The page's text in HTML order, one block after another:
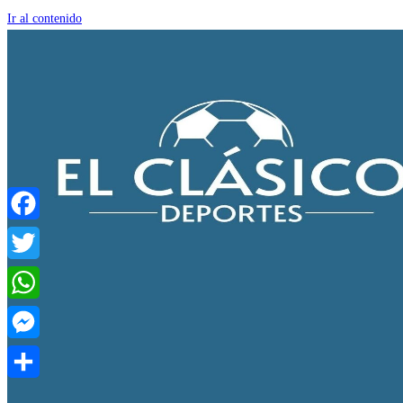
Ir al contenido
Facebook
Twitter
WhatsApp
Messenger